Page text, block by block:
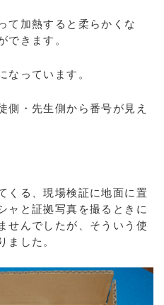
て加熱すると柔らかくな
できます。
なっています。
側・先生側から番号が見え
くる、現場検証に地面に置
ャと証拠写真を撮るときに
せんでしたが、そういう使
ました。